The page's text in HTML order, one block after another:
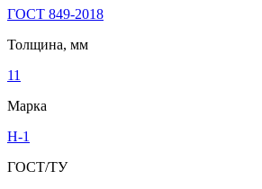
ГОСТ 849-2018
Толщина, мм
11
Марка
Н-1
ГОСТ/ТУ